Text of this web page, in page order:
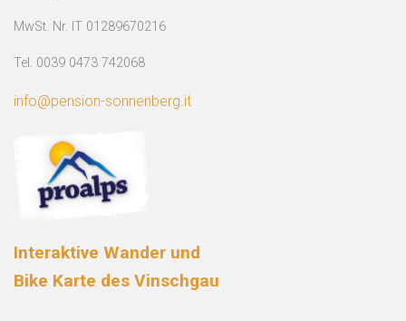
MwSt. Nr. IT 01289670216
Tel. 0039 0473 742068
info@pension-sonnenberg.it
Interaktive Wander und
Bike Karte des Vinschgau